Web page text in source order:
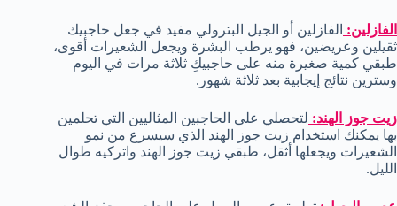
الفازلين: الفازلين أو الجيل البترولي مفيد في جعل حاجبيك
ثقيلين وعريضين، فهو يرطب البشرة ويجعل الشعيرات أقوى،
طبقي كمية صغيرة منه على حاجبيكِ ثلاثة مرات في اليوم
وسترين نتائج إيجابية بعد ثلاثة شهور.
زيت جوز الهند: لتحصلي على الحاجبين المثاليين التي تحلمين
بها يمكنك استخدام زيت جوز الهند الذي سيسرع من نمو
الشعيرات ويجعلها أثقل، طبقي زيت جوز الهند واتركيه طوال
الليل.